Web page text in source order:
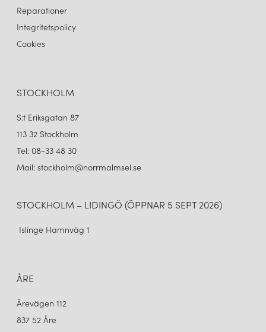
Reparationer
Integritetspolicy
Cookies
STOCKHOLM
S:t Eriksgatan 87
113 32 Stockholm
Tel: 08-33 48 30
Mail: stockholm@norrmalmsel.se
STOCKHOLM – LIDINGÖ (ÖPPNAR 5 SEPT 2026)
Islinge Hamnväg 1
ÅRE
Årevägen 112
837 52 Åre